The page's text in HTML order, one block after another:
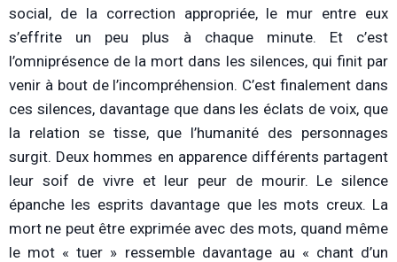
social, de la correction appropriée, le mur entre eux
s’effrite un peu plus à chaque minute. Et c’est
l’omniprésence de la mort dans les silences, qui finit par
venir à bout de l’incompréhension. C’est finalement dans
ces silences, davantage que dans les éclats de voix, que
la relation se tisse, que l’humanité des personnages
surgit. Deux hommes en apparence différents partagent
leur soif de vivre et leur peur de mourir. Le silence
épanche les esprits davantage que les mots creux. La
mort ne peut être exprimée avec des mots, quand même
le mot « tuer » ressemble davantage au « chant d’un